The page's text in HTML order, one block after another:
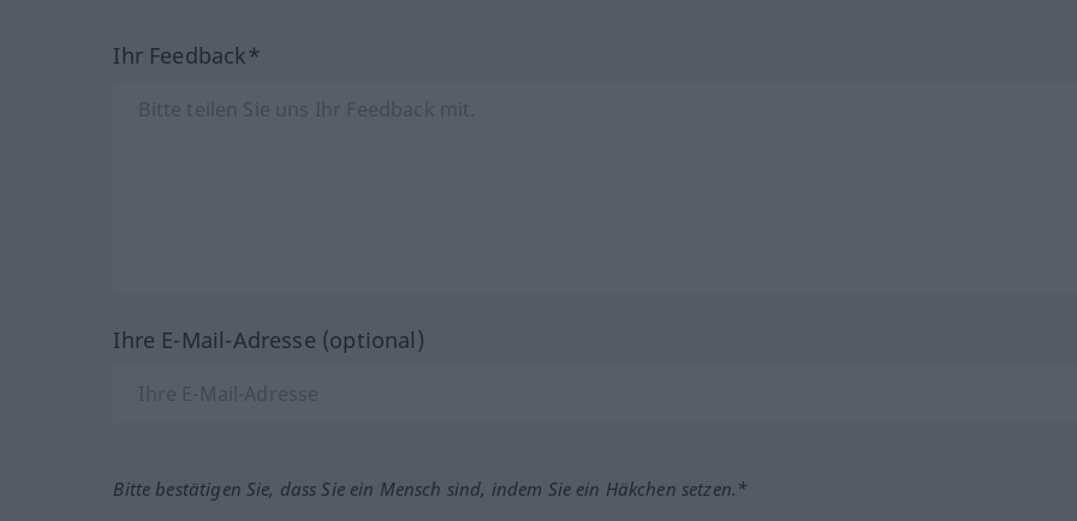
Ihr Feedback*
Ihre E-Mail-Adresse (optional)
Bitte bestätigen Sie, dass Sie ein Mensch sind, indem Sie ein Häkchen setzen.*